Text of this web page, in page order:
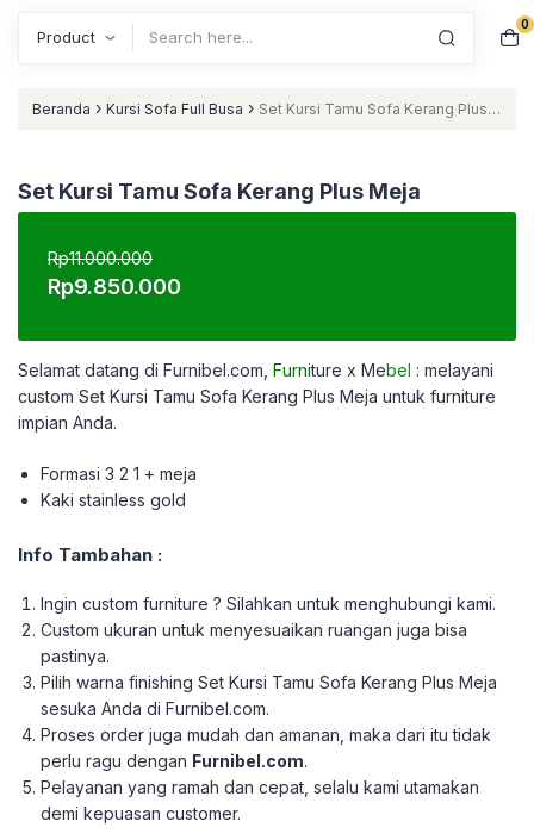
0
Beranda › Kursi Sofa Full Busa › Set Kursi Tamu Sofa Kerang Plus
Set Kursi Tamu Sofa Kerang Plus Meja
Rp11.000.000
Harga
adalah:
Rp11.000.000.
Rp9.850.000
ini
adalah:
Rp9.850.000.
Selamat datang di Furnibel.com, Furniture x Mebel : melayani
custom Set Kursi Tamu Sofa Kerang Plus Meja untuk furniture
impian Anda.
Formasi 3 2 1 + meja
Kaki stainless gold
Info Tambahan :
Ingin custom furniture ? Silahkan untuk menghubungi kami.
Custom ukuran untuk menyesuaikan ruangan juga bisa
pastinya.
Pilih warna finishing Set Kursi Tamu Sofa Kerang Plus Meja
sesuka Anda di Furnibel.com.
Proses order juga mudah dan amanan, maka dari itu tidak
perlu ragu dengan Furnibel.com.
Pelayanan yang ramah dan cepat, selalu kami utamakan
demi kepuasan customer.